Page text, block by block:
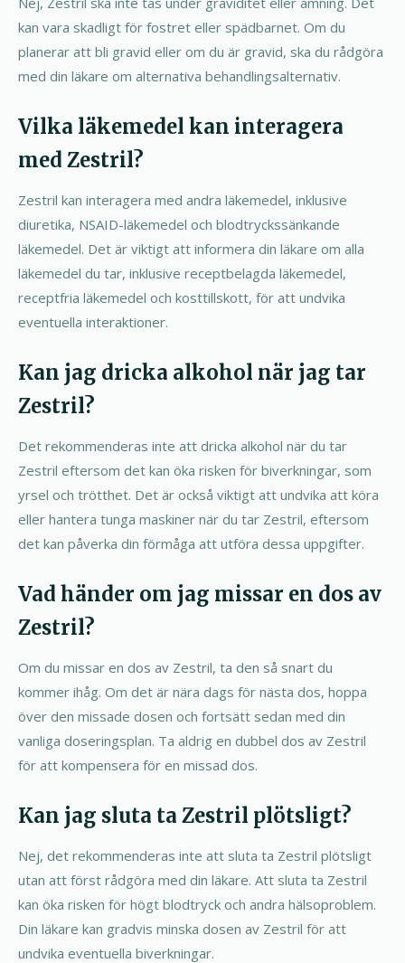
kan vara skadligt för fostret eller spädbarnet. Om du
planerar att bli gravid eller om du är gravid, ska du rådgöra
med din läkare om alternativa behandlingsalternativ.
Vilka läkemedel kan interagera
med Zestril?
Zestril kan interagera med andra läkemedel, inklusive
diuretika, NSAID-läkemedel och blodtryckssänkande
läkemedel. Det är viktigt att informera din läkare om alla
läkemedel du tar, inklusive receptbelagda läkemedel,
receptfria läkemedel och kosttillskott, för att undvika
eventuella interaktioner.
Kan jag dricka alkohol när jag tar
Zestril?
Det rekommenderas inte att dricka alkohol när du tar
Zestril eftersom det kan öka risken för biverkningar, som
yrsel och trötthet. Det är också viktigt att undvika att köra
eller hantera tunga maskiner när du tar Zestril, eftersom
det kan påverka din förmåga att utföra dessa uppgifter.
Vad händer om jag missar en dos av
Zestril?
Om du missar en dos av Zestril, ta den så snart du
kommer ihåg. Om det är nära dags för nästa dos, hoppa
över den missade dosen och fortsätt sedan med din
vanliga doseringsplan. Ta aldrig en dubbel dos av Zestril
för att kompensera för en missad dos.
Kan jag sluta ta Zestril plötsligt?
Nej, det rekommenderas inte att sluta ta Zestril plötsligt
utan att först rådgöra med din läkare. Att sluta ta Zestril
kan öka risken för högt blodtryck och andra hälsoproblem.
Din läkare kan gradvis minska dosen av Zestril för att
undvika eventuella biverkningar.